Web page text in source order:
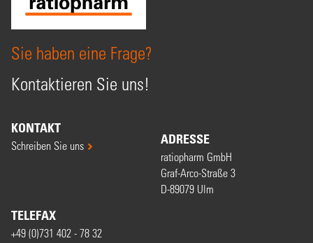
Sie haben eine Frage?
Kontaktieren Sie uns!
KONTAKT
Schreiben Sie uns ADRESSE
ratiopharm GmbH
Graf-Arco-Straße 3
D-89079 Ulm
TELEFAX
+49 (0)731 402 - 78 32